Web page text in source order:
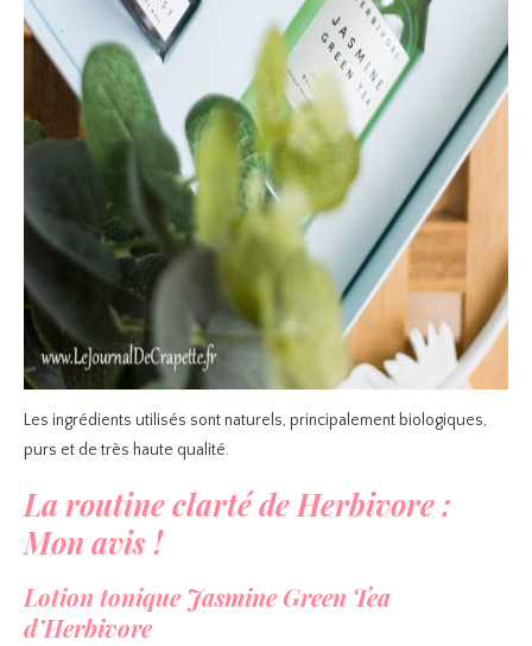
Les ingrédients utilisés sont naturels, principalement biologiques,
purs et de très haute qualité.
La routine clarté de Herbivore :
Mon avis !
Lotion tonique Jasmine Green Tea
d’Herbivore